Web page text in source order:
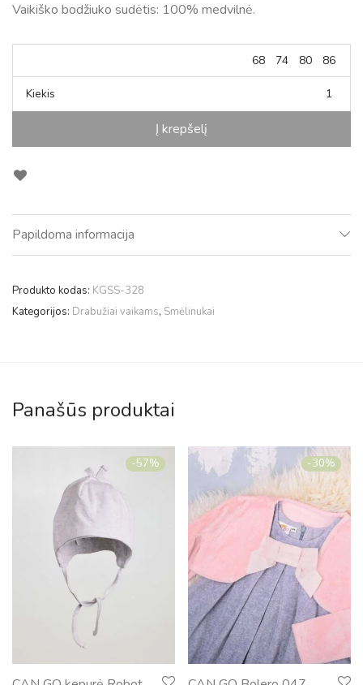
Vaikiško bodžiuko sudėtis: 100% medvilnė.
68 74 80 86
Kiekis
Į krepšelį
Papildoma informacija
Produkto kodas: KGSS-328
Kategorijos: Drabužiai vaikams, Smėlinukai
Panašūs produktai
-57% -30%